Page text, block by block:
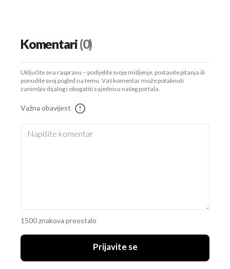
Komentari(0)
Uključite se u raspravu – podijelite svoje mišljenje, postavite pitanja ili
ponudite svoj pogled na temu. Vaš komentar može potaknuti
zanimljiv dijalog i obogatiti zajednicu našeg portala.
Važna obavijest !
1500 znakova preostalo
Prijavite se